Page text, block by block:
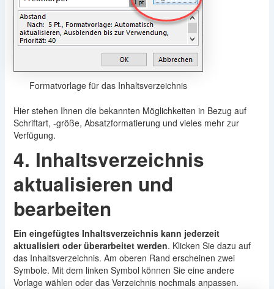
Formatvorlage für das Inhaltsverzeichnis
Hier stehen Ihnen die bekannten Möglichkeiten in Bezug auf
Schriftart, -größe, Absatzformatierung und vieles mehr zur
Verfügung.
4. Inhaltsverzeichnis
aktualisieren und
bearbeiten
Ein eingefügtes Inhaltsverzeichnis kann jederzeit
aktualisiert oder überarbeitet werden. Klicken Sie dazu auf
das Inhaltsverzeichnis. Am oberen Rand erscheinen zwei
Symbole. Mit dem linken Symbol können Sie eine andere
Vorlage wählen oder das Verzeichnis nochmals anpassen.